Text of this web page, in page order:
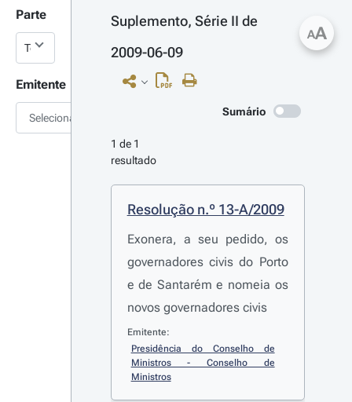
Parte
Emitente
Selecionar
Suplemento, Série II de
2009-06-09
Sumário
1 de 1
resultado
Resolução n.º 13-A/2009
Exonera, a seu pedido, os
governadores civis do Porto
e de Santarém e nomeia os
novos governadores civis
Emitente:
Presidência do Conselho de
Ministros - Conselho de
Ministros
AA